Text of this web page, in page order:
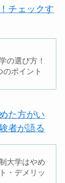
チェックす
の選び方！
のポイント
た方がい
者が語る
大学はやめ
・デメリッ